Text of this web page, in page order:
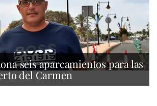
seis aparcamientos para las
del Carmen